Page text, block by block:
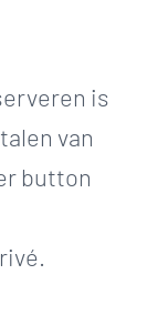
is
van
button